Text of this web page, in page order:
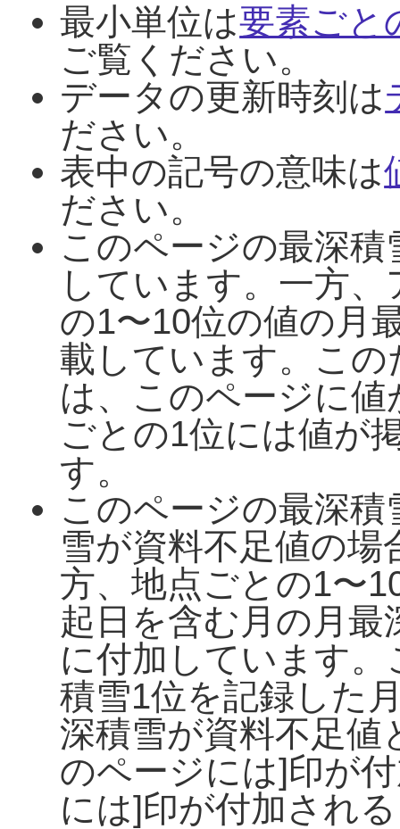
最小単位は要素ごと
ご覧ください。
データの更新時刻は
ださい。
表中の記号の意味は
ださい。
このページの最深
しています。一方
の1〜10位の値の月
載しています。こ
は、このページに
ごとの1位には値が
す。
このページの最深
雪が資料不足値の
方、地点ごとの1〜
起日を含む月の月最
に付加しています
積雪1位を記録した
深積雪が資料不足
のページには]印が
には]印が付加され